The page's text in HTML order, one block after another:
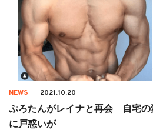
NEWS 2021.10.20
ぷろたんがレイナと再会 自宅の
に戸惑いが